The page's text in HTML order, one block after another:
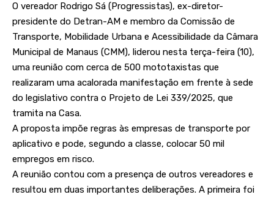
O vereador Rodrigo Sá (Progressistas), ex-diretor-
presidente do Detran-AM e membro da Comissão de
Transporte, Mobilidade Urbana e Acessibilidade da Câmara
Municipal de Manaus (CMM), liderou nesta terça-feira (10),
uma reunião com cerca de 500 mototaxistas que
realizaram uma acalorada manifestação em frente à sede
do legislativo contra o Projeto de Lei 339/2025, que
tramita na Casa.
A proposta impõe regras às empresas de transporte por
aplicativo e pode, segundo a classe, colocar 50 mil
empregos em risco.
A reunião contou com a presença de outros vereadores e
resultou em duas importantes deliberações. A primeira foi